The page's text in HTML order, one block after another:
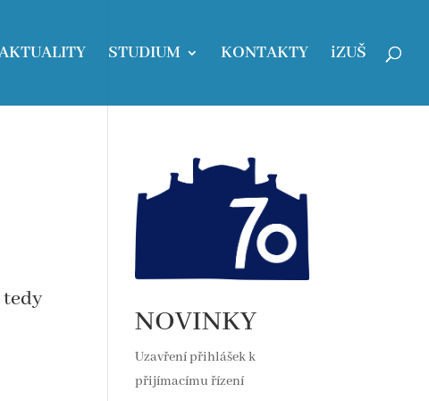
STUDIUM KONTAKTY iZUŠ
tedy
NOVINKY
Uzavření přihlášek k
přijímacímu řízení